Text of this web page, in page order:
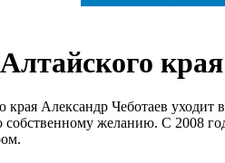
края Александр Чеботаев
желанию. С 2008